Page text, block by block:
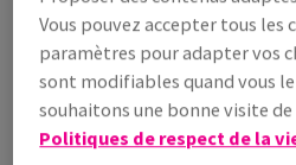
/ 1 000 feuille(s)
(58,9 kg )
LIVRAISON PRÉVUE LE 10/08/2026
paquet(s)
Vous pouvez accepter tous les
paramètres pour adapter vos
sont modifiables quand vous le
souhaitons une bonne visite
Politiques de respect de la